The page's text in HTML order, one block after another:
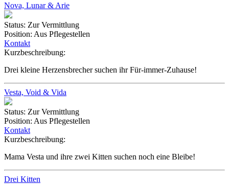
Nova, Lunar & Arie
Status: Zur Vermittlung
Position: Aus Pflegestellen
Kontakt
Kurzbeschreibung:
Drei kleine Herzensbrecher suchen ihr Für-immer-Zuhause!
Vesta, Void & Vida
Status: Zur Vermittlung
Position: Aus Pflegestellen
Kontakt
Kurzbeschreibung:
Mama Vesta und ihre zwei Kitten suchen noch eine Bleibe!
Drei Kitten